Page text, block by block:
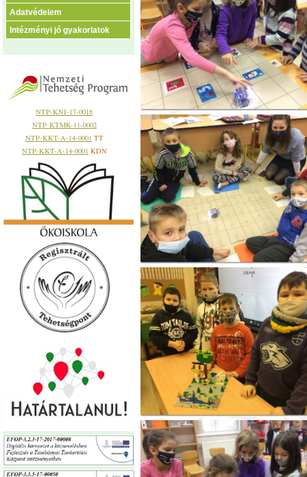
Adatvédelem
Intézményi jó gyakorlatok
NTP-KNI-17-0018
NTP-KTMK-11-0002
NTP-KKT-A-14-0001 TT
NTP-KKT-A-14-0001 KDN